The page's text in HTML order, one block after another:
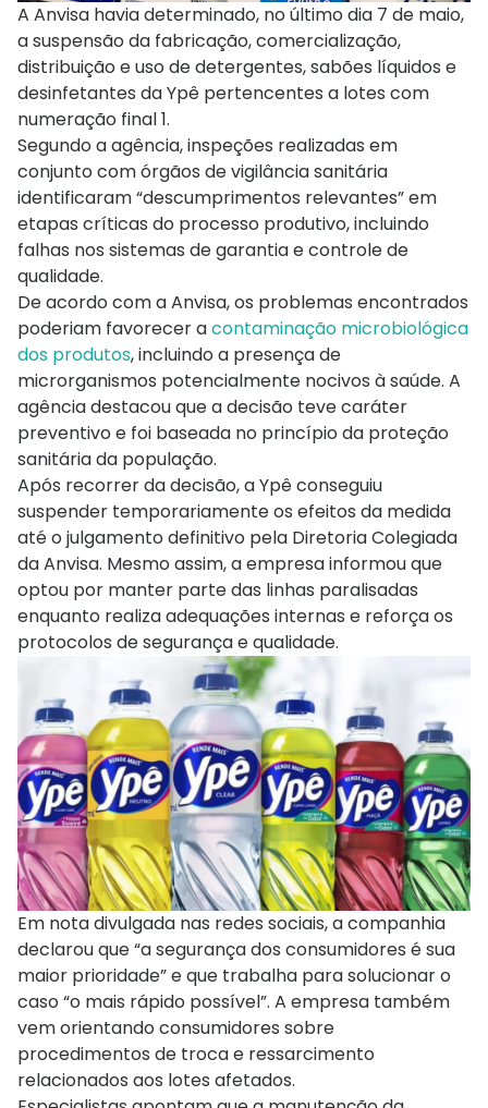
A Anvisa havia determinado, no último dia 7 de maio,
a suspensão da fabricação, comercialização,
distribuição e uso de detergentes, sabões líquidos e
desinfetantes da Ypê pertencentes a lotes com
numeração final 1.
Segundo a agência, inspeções realizadas em
conjunto com órgãos de vigilância sanitária
identificaram “descumprimentos relevantes” em
etapas críticas do processo produtivo, incluindo
falhas nos sistemas de garantia e controle de
qualidade.
De acordo com a Anvisa, os problemas encontrados
poderiam favorecer acontaminação microbiológica
dos produtos, incluindo a presença de
microrganismos potencialmente nocivos à saúde. A
agência destacou que a decisão teve caráter
preventivo e foi baseada no princípio da proteção
sanitária da população.
Após recorrer da decisão, a Ypê conseguiu
suspender temporariamente os efeitos da medida
até o julgamento definitivo pela Diretoria Colegiada
da Anvisa. Mesmo assim, a empresa informou que
optou por manter parte das linhas paralisadas
enquanto realiza adequações internas e reforça os
protocolos de segurança e qualidade.
Em nota divulgada nas redes sociais, a companhia
declarou que “a segurança dos consumidores é sua
maior prioridade” e que trabalha para solucionar o
caso “o mais rápido possível”. A empresa também
vem orientando consumidores sobre
procedimentos de troca e ressarcimento
relacionados aos lotes afetados.